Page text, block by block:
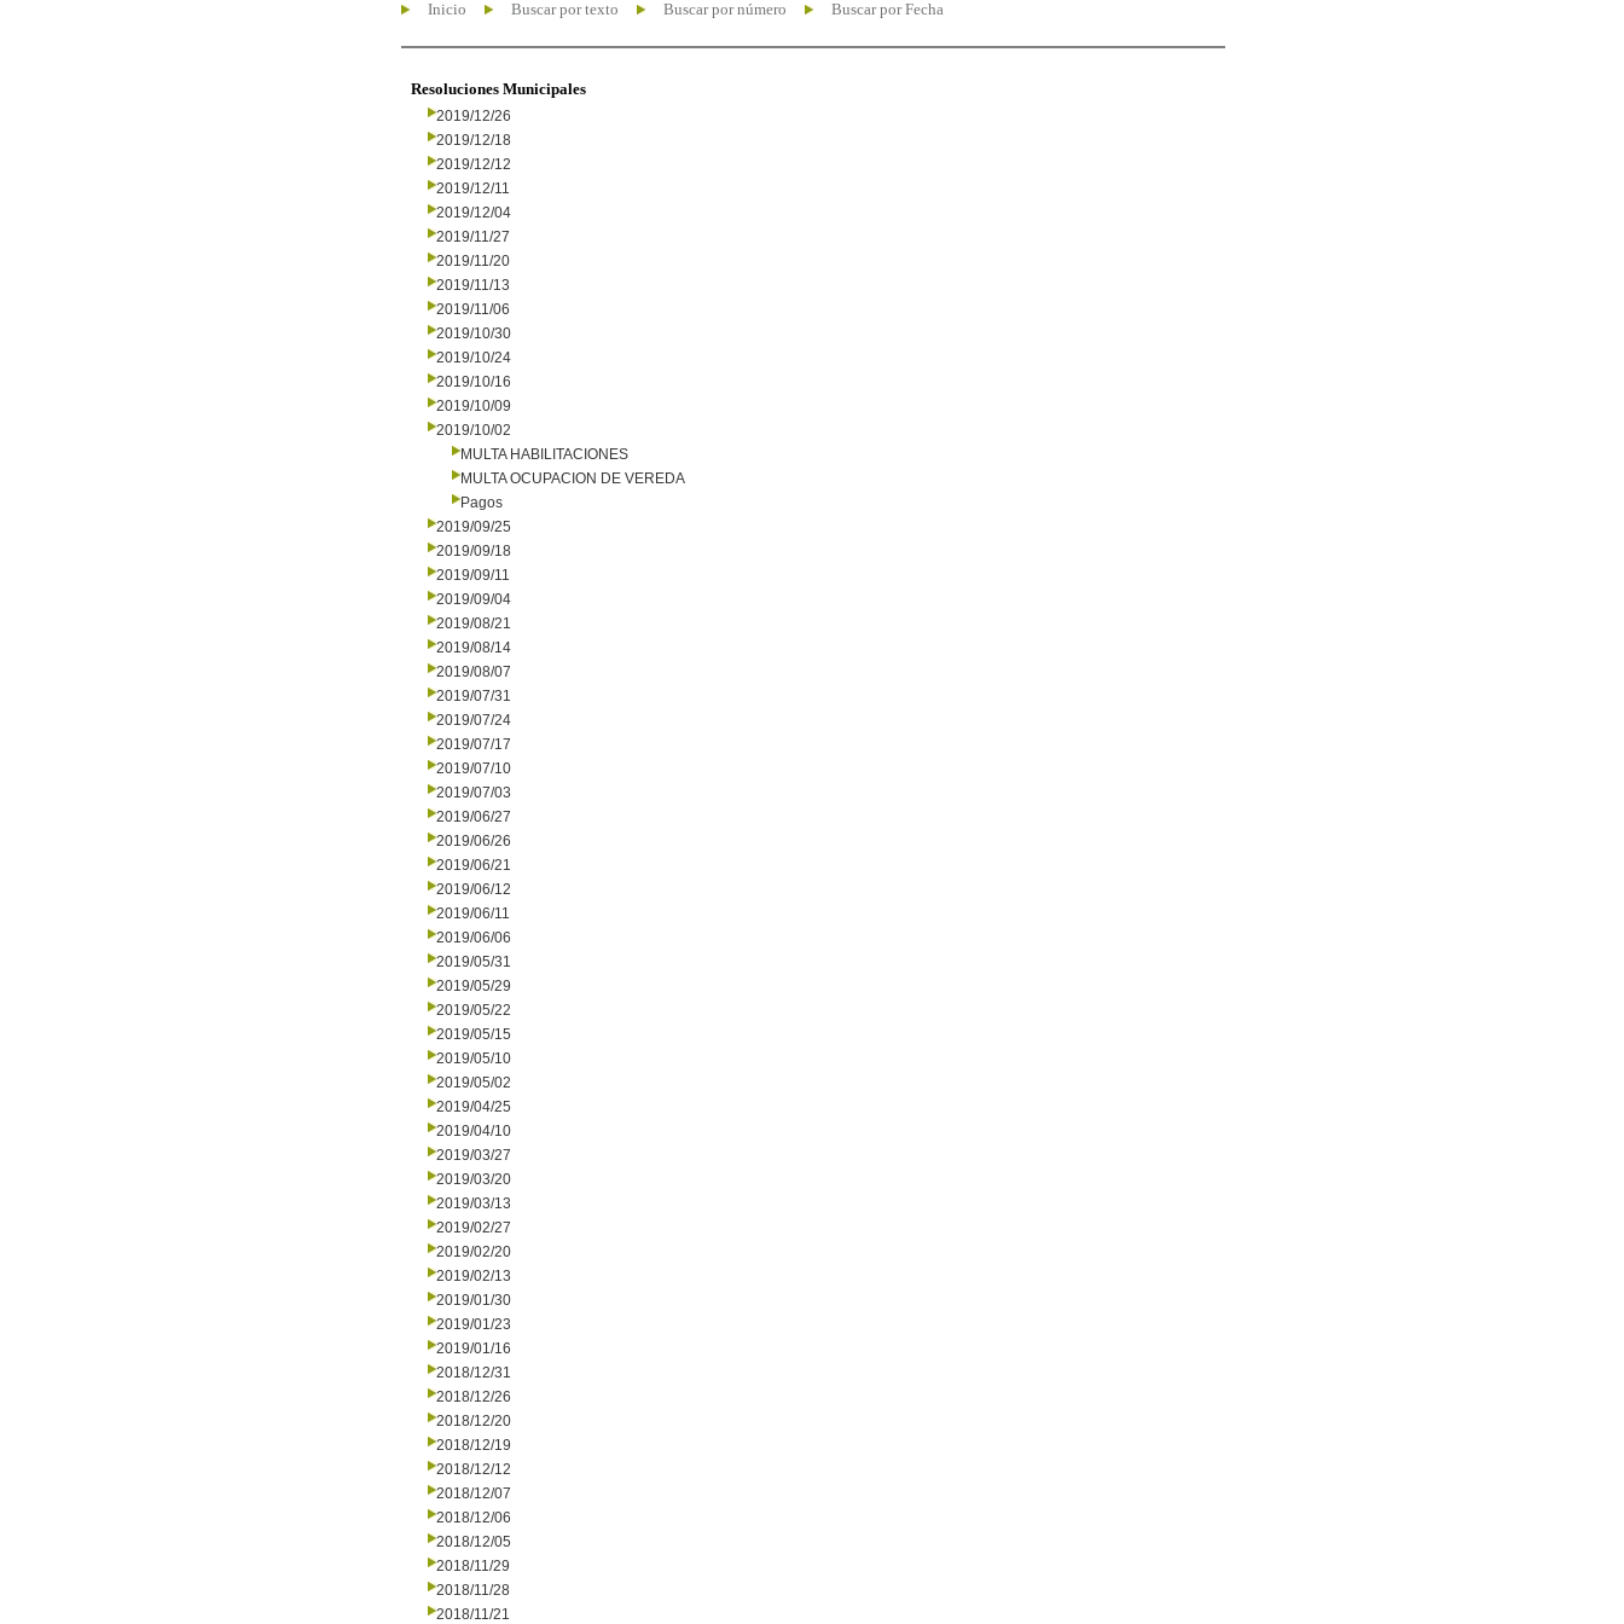
Inicio Buscar por texto Buscar por número Buscar por Fecha
Resoluciones Municipales
2019/12/26
2019/12/18
2019/12/12
2019/12/11
2019/12/04
2019/11/27
2019/11/20
2019/11/13
2019/11/06
2019/10/30
2019/10/24
2019/10/16
2019/10/09
2019/10/02
MULTA HABILITACIONES
MULTA OCUPACION DE VEREDA
Pagos
2019/09/25
2019/09/18
2019/09/11
2019/09/04
2019/08/21
2019/08/14
2019/08/07
2019/07/31
2019/07/24
2019/07/17
2019/07/10
2019/07/03
2019/06/27
2019/06/26
2019/06/21
2019/06/12
2019/06/11
2019/06/06
2019/05/31
2019/05/29
2019/05/22
2019/05/15
2019/05/10
2019/05/02
2019/04/25
2019/04/10
2019/03/27
2019/03/20
2019/03/13
2019/02/27
2019/02/20
2019/02/13
2019/01/30
2019/01/23
2019/01/16
2018/12/31
2018/12/26
2018/12/20
2018/12/19
2018/12/12
2018/12/07
2018/12/06
2018/12/05
2018/11/29
2018/11/28
2018/11/21